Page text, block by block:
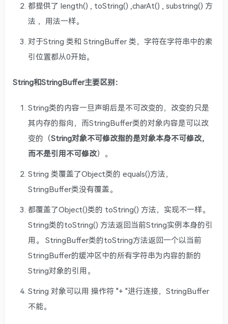
都提供了 length() , toString() ,charAt() , substring() 方
法 ，用法一样。
对于String 类和 StringBuffer 类，字符在字符串中的索
引位置都从0开始。
String和StringBuffer主要区别：
String类的内容一旦声明后是不可改变的，改变的只是
其内存的指向，而StringBuffer类的对象内容是可以改
变的（String对象不可修改指的是对象本身不可修改，
而不是引用不可修改）。
String 类覆盖了Object类的 equals()方法，
StringBuffer类没有覆盖。
都覆盖了Object()类的 toString() 方法，实现不一样。
String类的toString() 方法返回当前String实例本身的引
用。 StringBuffer类的toString方法返回一个以当前
StringBuffer的缓冲区中的所有字符串为内容的新的
String对象的引用。
String 对象可以用 操作符 "+ "进行连接，StringBuffer
不能。